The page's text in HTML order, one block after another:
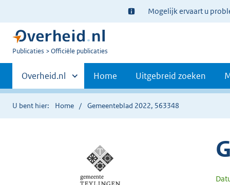
Ter
informatie:
Mogelijk ervaart u
U
Publicaties Officiële publicaties
Primaire
navigatie
Andere
sites
binnen
Overheid.nl Home Uitgebreid zoeken
U bent hier: Home Gemeenteblad 2022, 563348